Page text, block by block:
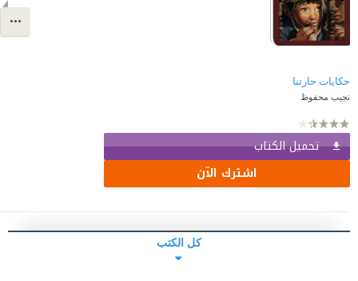
حكايات حارتنا
نجيب محفوظ
تحميل الكتاب
اشترك الآن
كل الكتب